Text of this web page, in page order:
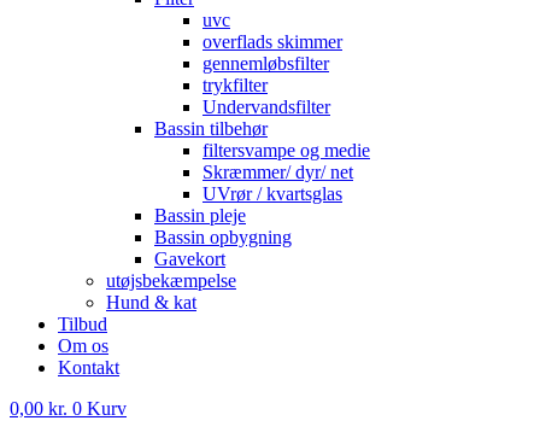
uvc
overflads skimmer
gennemløbsfilter
trykfilter
Undervandsfilter
Bassin tilbehør
filtersvampe og medie
Skræmmer/ dyr/ net
UVrør / kvartsglas
Bassin pleje
Bassin opbygning
Gavekort
utøjsbekæmpelse
Hund & kat
Tilbud
Om os
Kontakt
0,00 kr. 0 Kurv